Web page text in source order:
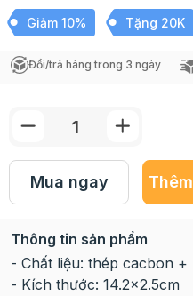
Giảm 10% Tặng 20K
Đổi/trả hàng trong 3 ngày
Mua ngay
Thông tin sản phẩm
- Chất liệu: thép cacbon
- Kích thước: 14.2x2.5cm